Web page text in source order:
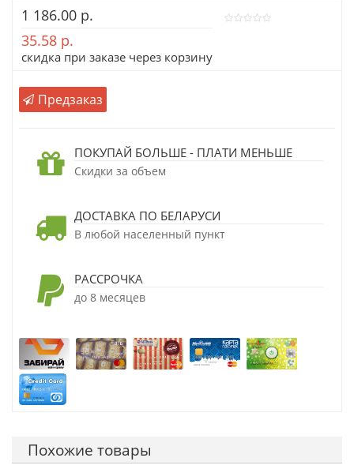
1 186.00 р.
35.58 р.
скидка при заказе через корзину
Предзаказ
ПОКУПАЙ БОЛЬШЕ - ПЛАТИ МЕНЬШЕ
Скидки за объем
ДОСТАВКА ПО БЕЛАРУСИ
В любой населенный пункт
РАССРОЧКА
до 8 месяцев
Похожие товары